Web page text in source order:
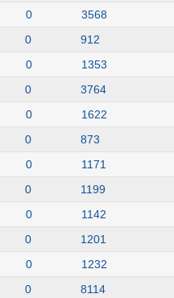
0 3568
0 912
0 1353
0 3764
0 1622
0 873
0 1171
0 1199
0 1142
0 1201
0 1232
0 8114